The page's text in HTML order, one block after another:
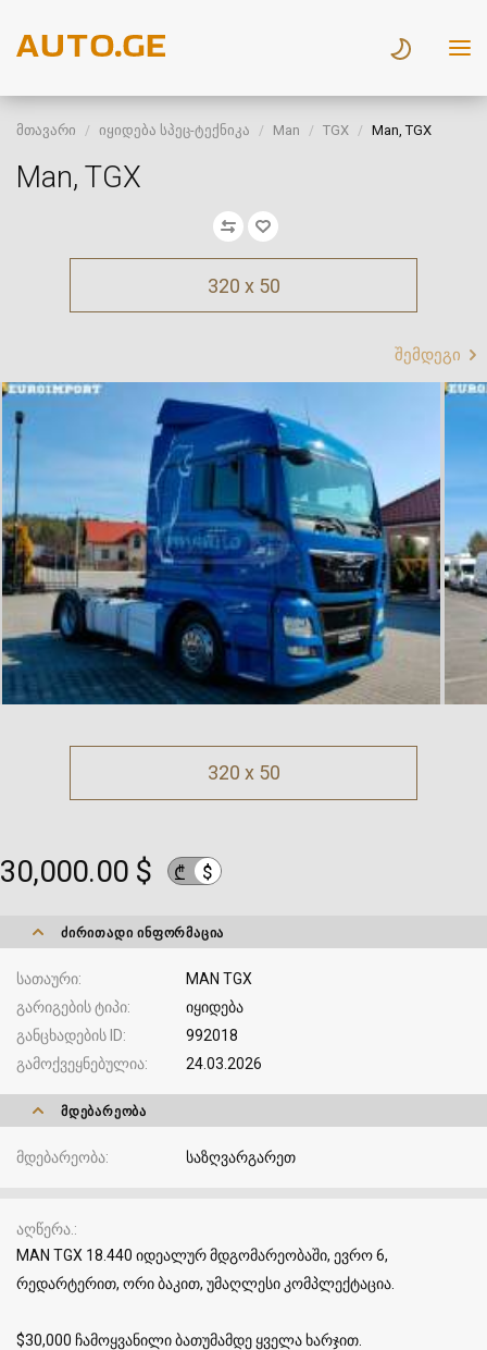
მთავარი იყიდება სპეც-ტექნიკა Man TGX Man, TGX
Man, TGX
320 x 50
შემდეგი
320 x 50
30,000.00 $ ₾ $
ᲫᲘᲠᲘᲗᲐᲓᲘ ᲘᲜᲤᲝᲠᲛᲐᲪᲘᲐ
სათაური
MAN TGX
გარიგების ტიპი
იყიდება
განცხადების ID
992018
გამოქვეყნებულია
24.03.2026
ᲛᲓᲔᲑᲐᲠᲔᲝᲑᲐ
მდებარეობა საზღვარგარეთ
აღწერა.
MAN TGX 18.440 იდეალურ მდგომარეობაში, ევრო 6,
რედარტერით, ორი ბაკით, უმაღლესი კომპლექტაცია.
$30,000 ჩამოყვანილი ბათუმამდე ყველა ხარჯით.